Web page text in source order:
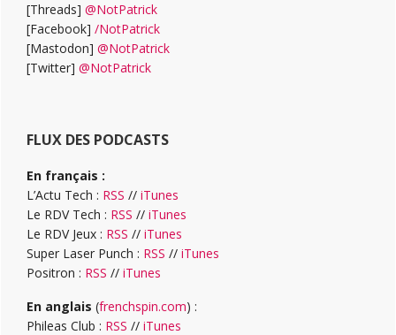
[Threads] @NotPatrick
[Facebook] /NotPatrick
[Mastodon] @NotPatrick
[Twitter] @NotPatrick
FLUX DES PODCASTS
En français :
L’Actu Tech : RSS // iTunes
Le RDV Tech : RSS // iTunes
Le RDV Jeux : RSS // iTunes
Super Laser Punch : RSS // iTunes
Positron : RSS // iTunes
En anglais (frenchspin.com) :
Phileas Club : RSS // iTunes